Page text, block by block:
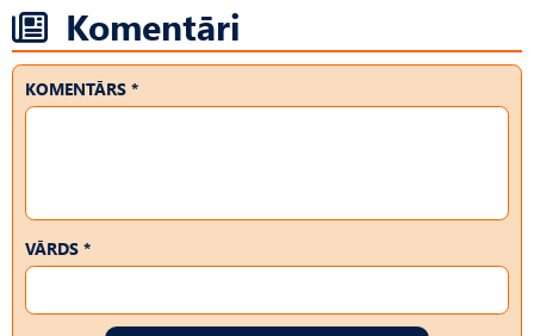
Komentāri
KOMENTĀRS *
VĀRDS *